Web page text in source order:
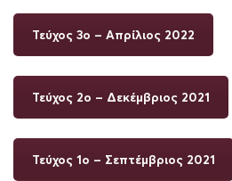
Τεύχος 3ο – Aπρίλιος 2022
Τεύχος 2ο – Δεκέμβριος 2021
Τεύχος 1ο – Σεπτέμβριος 2021